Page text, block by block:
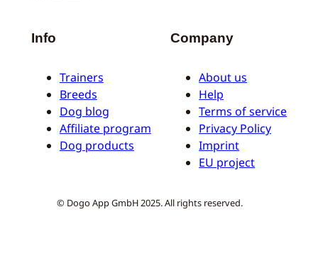
Info
Trainers
Breeds
Dog blog
Affiliate program
Dog products
Company
About us
Help
Terms of service
Privacy Policy
Imprint
EU project
© Dogo App GmbH 2025. All rights reserved.